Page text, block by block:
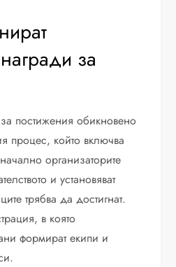
за
постижения обикновено
процес, който включва
организаторите
и установяват
трябва да достигнат.
в която
формират екипи и